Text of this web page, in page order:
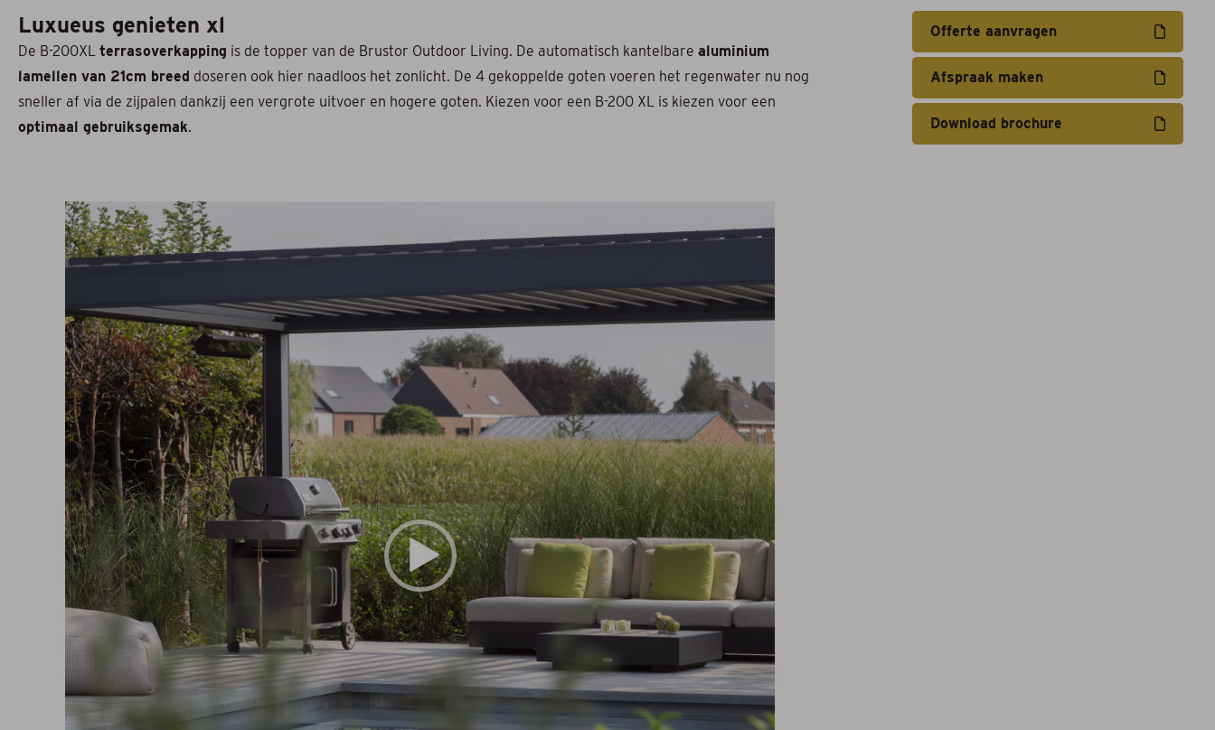
Luxueus genieten xl
De B-200XL terrasoverkapping is de topper van de Brustor Outdoor Living. De automatisch kantelbare aluminium
lamellen van 21cm breed doseren ook hier naadloos het zonlicht. De 4 gekoppelde goten voeren het regenwater nu nog
sneller af via de zijpalen dankzij een vergrote uitvoer en hogere goten. Kiezen voor een B-200 XL is kiezen voor een
optimaal gebruiksgemak.
Offerte aanvragen
Afspraak maken
Download brochure